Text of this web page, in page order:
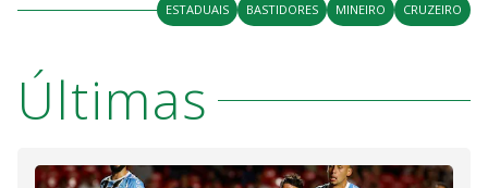
ESTADUAIS BASTIDORES MINEIRO CRUZEIRO
Últimas